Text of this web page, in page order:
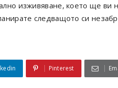
изживяване, което ще ви
следващото си
Pinterest